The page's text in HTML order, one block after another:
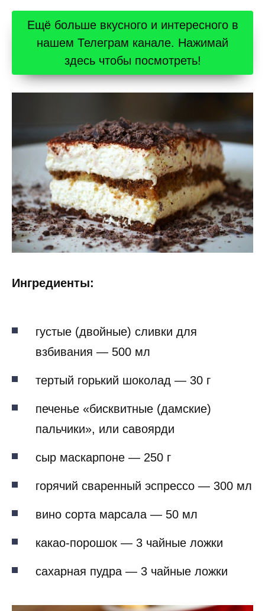
Ещё больше вкусного и интересного в
нашем Телеграм канале. Нажимай
здесь чтобы посмотреть!
Ингредиенты:
густые (двойные) сливки для
взбивания — 500 мл
тертый горький шоколад — 30 г
печенье «бисквитные (дамские)
пальчики», или савоярди
сыр маскарпоне — 250 г
горячий сваренный эспрессо — 300 мл
вино сорта марсала — 50 мл
какао-порошок — 3 чайные ложки
сахарная пудра — 3 чайные ложки